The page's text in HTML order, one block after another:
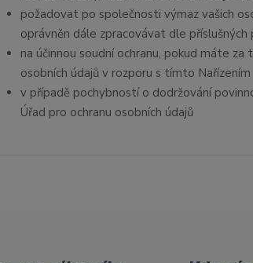
požadovat po společnosti výmaz vašich
oprávněn dále zpracovávat dle příslušných
na účinnou soudní ochranu, pokud máte
osobních údajů v rozporu s tímto Nařízením
v případě pochybností o dodržování
Úřad pro ochranu osobních údajů